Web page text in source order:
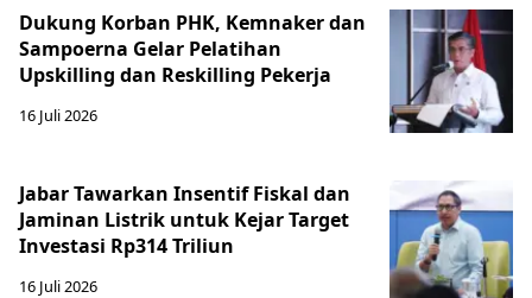
Dukung Korban PHK, Kemnaker dan
Sampoerna Gelar Pelatihan
Upskilling dan Reskilling Pekerja
16 Juli 2026
Jabar Tawarkan Insentif Fiskal dan
Jaminan Listrik untuk Kejar Target
Investasi Rp314 Triliun
16 Juli 2026